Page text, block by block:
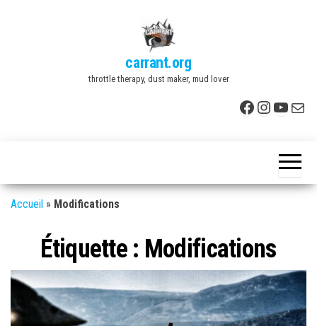
carrant.org
throttle therapy, dust maker, mud lover
Facebook
E-
Accueil » Modifications
Étiquette : Modifications